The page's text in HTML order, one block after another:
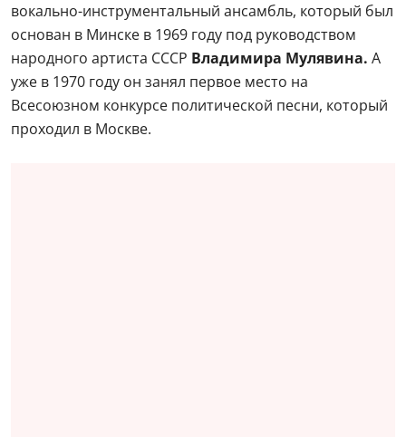
вокально-инструментальный ансамбль, который был
основан в Минске в 1969 году под руководством
народного артиста СССР Владимира Мулявина. А
уже в 1970 году он занял первое место на
Всесоюзном конкурсе политической песни, который
проходил в Москве.